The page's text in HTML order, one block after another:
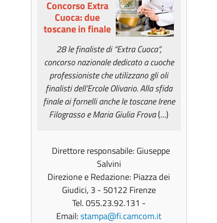
Concorso Extra
Cuoca: due
toscane in finale
28 le finaliste di“Extra Cuoca”,
concorso nazionale dedicato a cuoche
professioniste che utilizzano gli oli
finalisti dell’Ercole Olivario. Alla sfida
finale ai fornelli anche le toscane Irene
Filograsso e Maria Giulia Frova(...)
Direttore responsabile: Giuseppe
Salvini
Direzione e Redazione: Piazza dei
Giudici, 3 - 50122 Firenze
Tel. 055.23.92.131 -
Email:stampa@fi.camcom.it